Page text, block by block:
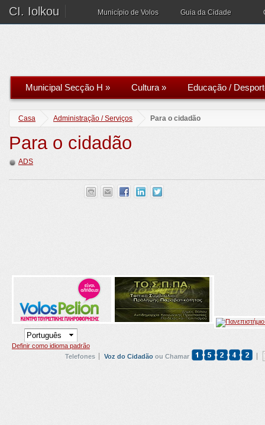
CI. Iolkou Município de Volos Guia da Cidade
Municipal Secção H » Cultura» Educação /
Casa Administração / Serviços Para o cidadão
Para o cidadão
ADS
Definir como idioma padrão
Telefones
Voz do Cidadão ou Chamar